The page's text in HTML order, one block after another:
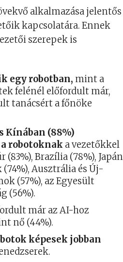
alkalmazása jelentős
kapcsolatára. Ennek
szerepek is
egy robotban, mint a
felénél előfordult már,
tanácsért a főnöke
Kínában (88%)
robotoknak a vezetőkkel
Brazília (78%), Japán
Ausztrália és Új-
(57%), az Egyesült
(56%).
már az AI-hoz
nő (44%).
képesek jobban